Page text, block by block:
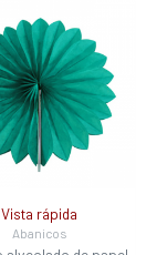
Vista rápida
Abanicos